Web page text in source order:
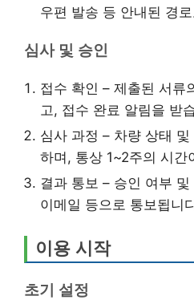
우편 발송 등 안내된 경
심사 및 승인
접수 확인 – 제출된 서류
고, 접수 완료 알림을 받
심사 과정 – 차량 상태
하며, 통상 1~2주의 시간
결과 통보 – 승인 여부
이메일 등으로 통보됩니
이용 시작
초기 설정